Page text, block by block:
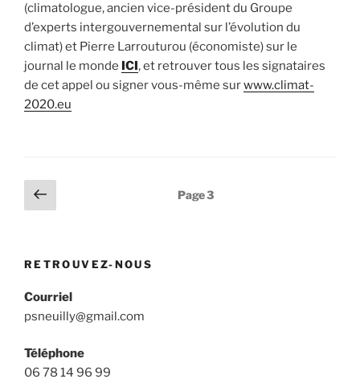
(climatologue, ancien vice-président du Groupe
d’experts intergouvernemental sur l’évolution du
climat) et Pierre Larrouturou (économiste) sur le
journal le monde ICI, et retrouver tous les signataires
de cet appel ou signer vous-même surwww.climat-
2020.eu
Pagination
des
Page
précédente
Page3
RETROUVEZ-NOUS
Courriel
psneuilly@gmail.com
Téléphone
06 78 14 96 99